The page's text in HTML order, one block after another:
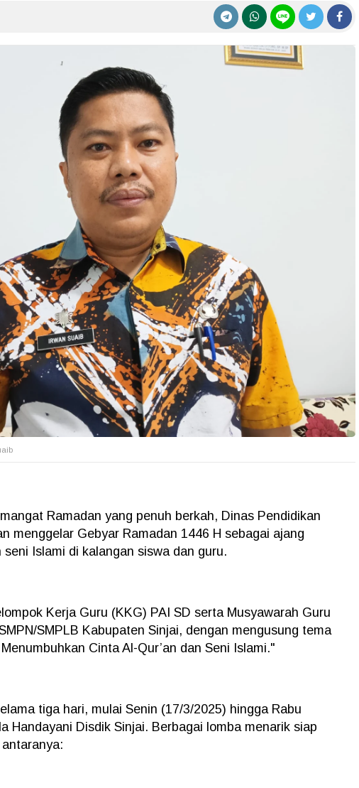
Ramadan yang penuh berkah, Dinas Pendidikan
menggelar Gebyar Ramadan 1446 H sebagai ajang
Islami di kalangan siswa dan guru.
Kerja Guru (KKG) PAI SD serta Musyawarah Guru
SMPLB Kabupaten Sinjai, dengan mengusung tema
Cinta Al-Qur’an dan Seni Islami."
tiga hari, mulai Senin (17/3/2025) hingga Rabu
Handayani Disdik Sinjai. Berbagai lomba menarik siap